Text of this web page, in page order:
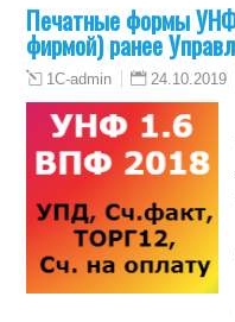
Печатные формы
фирмой) ранее
1C-admin 24.10.2019